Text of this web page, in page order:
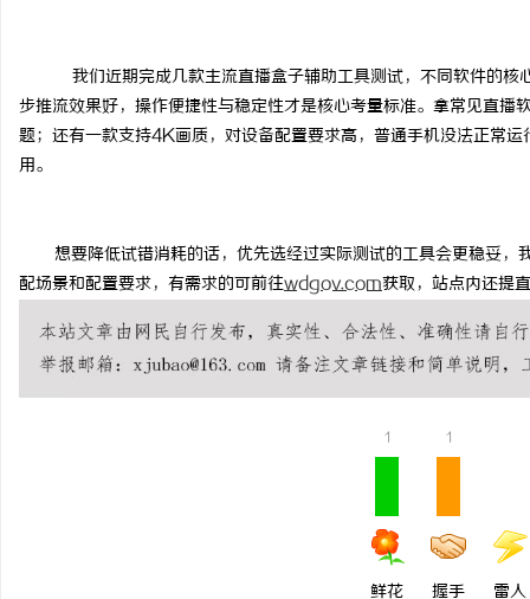
我们近期完成几款主流直播盒子辅助工具测试，不同软件的核
步推流效果好，操作便捷性与稳定性才是核心考量标准。拿常见直
题；还有一款支持4K画质，对设备配置要求高，普通手机没法正常
用。
想要降低试错消耗的话，优先选经过实际测试的工具会更稳妥，
配场景和配置要求，有需求的可前往wdgov.com获取 ，站点内还提
1
鲜花
1
握手 雷人
线影院的崛起与未来发展趋势深度解析 云电影网：开启无限视